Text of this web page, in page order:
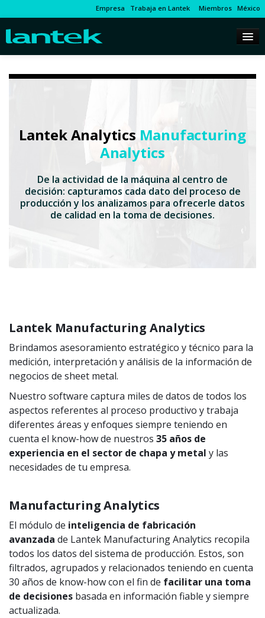
Empresa Trabaja en Lantek Miembros México
Lantek Analytics Manufacturing
Analytics
De la actividad de la máquina al centro de
decisión: capturamos cada dato del proceso de
producción y los analizamos para ofrecerle datos
de calidad en la toma de decisiones.
Lantek Manufacturing Analytics
Brindamos asesoramiento estratégico y técnico para la
medición, interpretación y análisis de la información de
negocios de sheet metal.
Nuestro software captura miles de datos de todos los
aspectos referentes al proceso productivo y trabaja
diferentes áreas y enfoques siempre teniendo en
cuenta el know-how de nuestros 35 años de
experiencia en el sector de chapa y metal y las
necesidades de tu empresa.
Manufacturing Analytics
El módulo de inteligencia de fabricación
avanzada de Lantek Manufacturing Analytics recopila
todos los datos del sistema de producción. Estos, son
filtrados, agrupados y relacionados teniendo en cuenta
30 años de know-how con el fin de facilitar una toma
de decisiones basada en información fiable y siempre
actualizada.